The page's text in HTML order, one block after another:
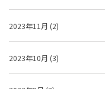
2023年11月 (2)
2023年10月 (3)